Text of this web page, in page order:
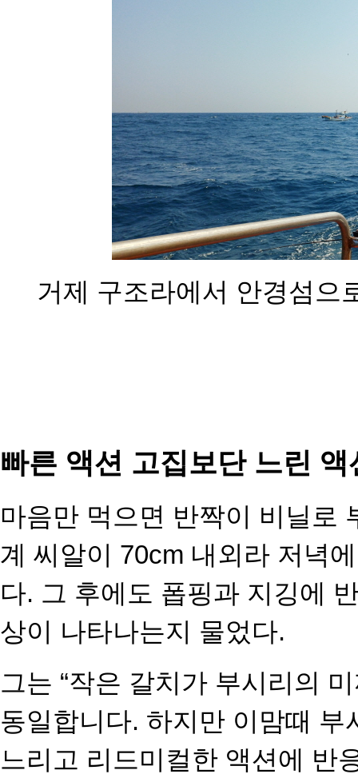
거제 구조라에서 안경섬으
빠른 액션 고집보단 느린
마음만 먹으면 반짝이 비닐로
계 씨알이 70cm 내외라 저녁
다. 그 후에도 폽핑과 지깅에
상이 나타나는지 물었다.
그는 “작은 갈치가 부시리의
동일합니다. 하지만 이맘때
느리고 리드미컬한 액션에 반